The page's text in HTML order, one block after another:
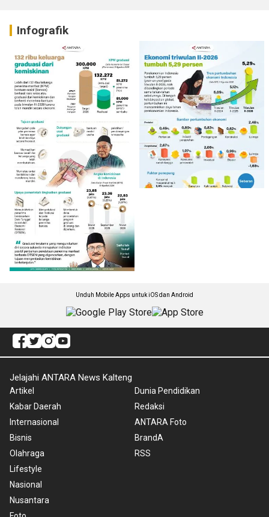
Infografik
Unduh Mobile Apps untuk iOS dan Android
Jelajahi ANTARA News Kalteng
Artikel
Kabar Daerah
Internasional
Bisnis
Olahraga
Lifestyle
Nasional
Nusantara
Dunia Pendidikan
Redaksi
ANTARA Foto
BrandA
RSS